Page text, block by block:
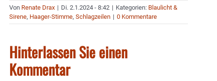
Von Renate Drax | Di. 2.1.2024 - 8:42 | Kategorien: Blaulicht &
Sirene, Haager-Stimme, Schlagzeilen | 0 Kommentare
Hinterlassen Sie einen
Kommentar